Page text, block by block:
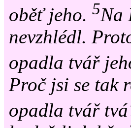
oběť jeho. 5Na
nevzhlédl.
opadla tvář
Proč jsi se tak
opadla tvář